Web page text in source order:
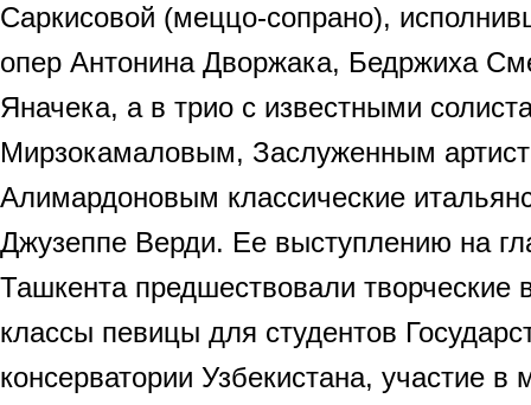
Саркисовой (меццо-сопрано),
опер Антонина Дворжака, Бедржиха
Яначека, а в трио с известными
Мирзокамаловым, Заслуженным
Алимардоновым классические
Джузеппе Верди. Ее выступлению на
Ташкента предшествовали творческие
классы певицы для студентов
консерватории Узбекистана, участие в